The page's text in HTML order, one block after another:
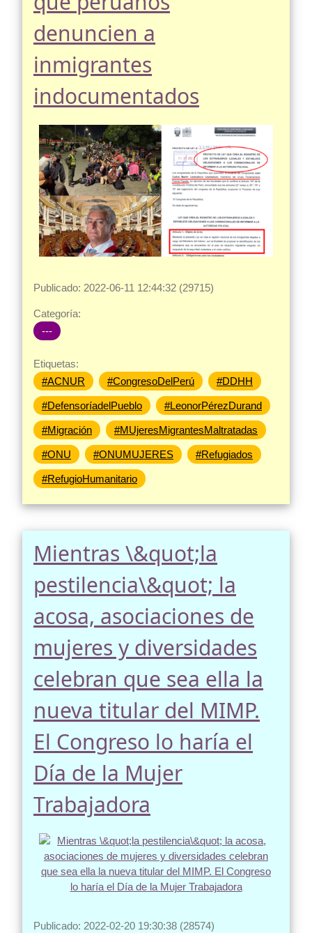
denuncien a
inmigrantes
indocumentados
Publicado: 2022-06-11 12:44:32 (29715)
Categoría:
---
Etiquetas:
#ACNUR
#CongresoDelPerú #DDHH
#DefensoríadelPueblo #LeonorPérezDurand
#Migración #MUjeresMigrantesMaltratadas
#ONU #ONUMUJERES #Refugiados
#RefugioHumanitario
Mientras \&quot;la
pestilencia\&quot; la
acosa, asociaciones de
mujeres y diversidades
celebran que sea ella la
nueva titular del MIMP.
El Congreso lo haría el
Día de la Mujer
Trabajadora
Publicado: 2022-02-20 19:30:38 (28574)